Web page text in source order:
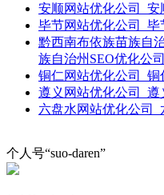
安顺网站优化公司_安
毕节网站优化公司_毕
黔西南布依族苗族自
族自治州SEO优化公司
铜仁网站优化公司_铜
遵义网站优化公司_遵
六盘水网站优化公司_
个人号“suo-daren”